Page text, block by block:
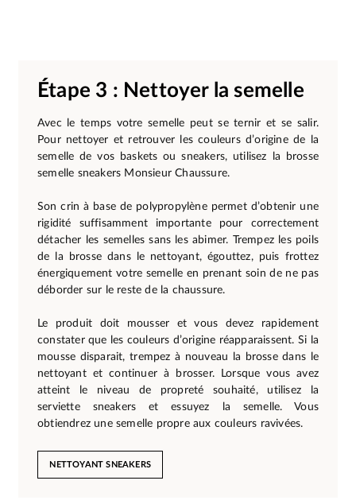
Étape 3 : Nettoyer la semelle
Avec le temps votre semelle peut se ternir et se salir.
Pour nettoyer et retrouver les couleurs d’origine de la
semelle de vos baskets ou sneakers, utilisez la brosse
semelle sneakers Monsieur Chaussure.
Son crin à base de polypropylène permet d’obtenir une
rigidité suffisamment importante pour correctement
détacher les semelles sans les abimer. Trempez les poils
de la brosse dans le nettoyant, égouttez, puis frottez
énergiquement votre semelle en prenant soin de ne pas
déborder sur le reste de la chaussure.
Le produit doit mousser et vous devez rapidement
constater que les couleurs d’origine réapparaissent. Si la
mousse disparait, trempez à nouveau la brosse dans le
nettoyant et continuer à brosser. Lorsque vous avez
atteint le niveau de propreté souhaité, utilisez la
serviette sneakers et essuyez la semelle. Vous
obtiendrez une semelle propre aux couleurs ravivées.
NETTOYANT SNEAKERS